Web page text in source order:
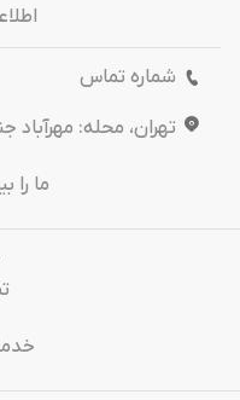
شماره تماس
تهران، محله:
ما را